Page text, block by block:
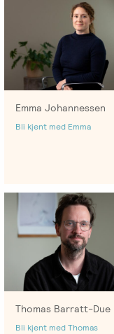
Emma Johannessen
Bli kjent med Emma
Thomas Barratt-Due
Bli kjent med Thomas